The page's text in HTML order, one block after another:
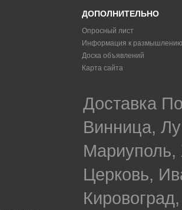
ДОПОЛНИТЕЛЬНО
Опросный лист
Информация к размышлению
Доска объявлений
Карта сайта
Доставка
Винница,
Церковь,